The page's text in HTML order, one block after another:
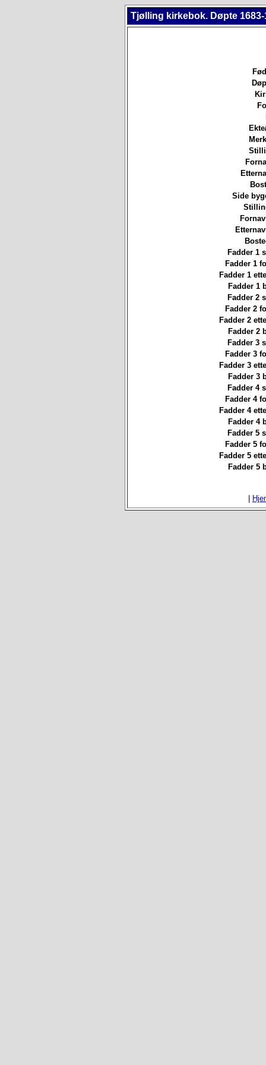
Tjølling kirkebok. Døpte 1683-
Side
Fadder 1
Fadder 1
Fadder 1
Fadder 1
Fadder 2
Fadder 2
Fadder 2
Fadder 2
Fadder 3
Fadder 3
Fadder 3
Fadder 3
Fadder 4
Fadder 4
Fadder 4
Fadder 4
Fadder 5
Fadder 5
Fadder 5
Fadder 5